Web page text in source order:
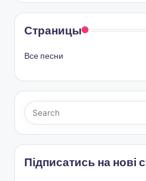
Страницы
Все песни
Підписатись на нові